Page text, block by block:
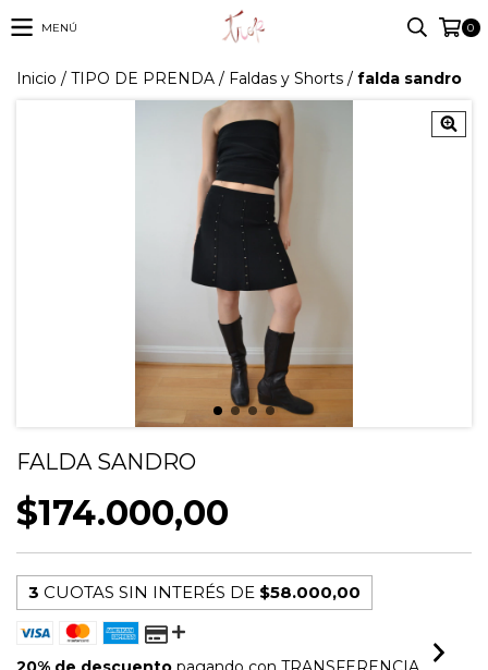
MENÚ 0
Inicio / TIPO DE PRENDA / Faldas y Shorts / falda sandro
FALDA SANDRO
$174.000,00
3 CUOTAS SIN INTERÉS DE $58.000,00